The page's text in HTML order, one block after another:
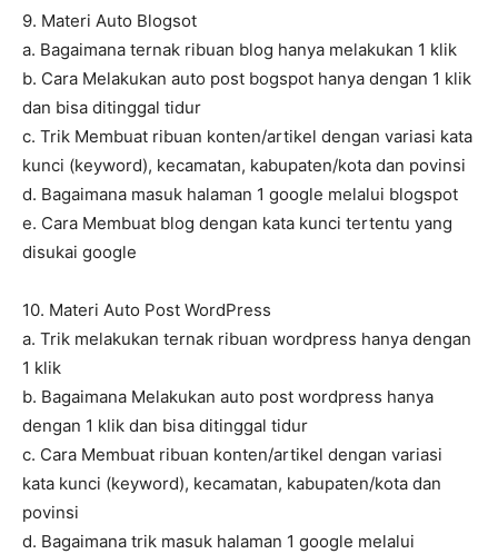
9. Materi Auto Blogsot
a. Bagaimana ternak ribuan blog hanya melakukan 1 klik
b. Cara Melakukan auto post bogspot hanya dengan 1 klik
dan bisa ditinggal tidur
c. Trik Membuat ribuan konten/artikel dengan variasi kata
kunci (keyword), kecamatan, kabupaten/kota dan povinsi
d. Bagaimana masuk halaman 1 google melalui blogspot
e. Cara Membuat blog dengan kata kunci tertentu yang
disukai google
10. Materi Auto Post WordPress
a. Trik melakukan ternak ribuan wordpress hanya dengan
1 klik
b. Bagaimana Melakukan auto post wordpress hanya
dengan 1 klik dan bisa ditinggal tidur
c. Cara Membuat ribuan konten/artikel dengan variasi
kata kunci (keyword), kecamatan, kabupaten/kota dan
povinsi
d. Bagaimana trik masuk halaman 1 google melalui